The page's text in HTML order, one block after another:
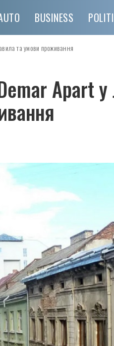
BUSINESS
та умови проживання
Apart у